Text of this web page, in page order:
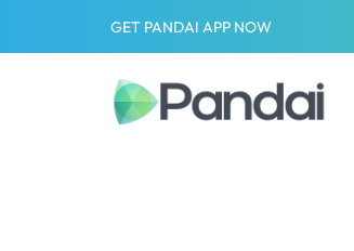
GET PANDAI APP NOW